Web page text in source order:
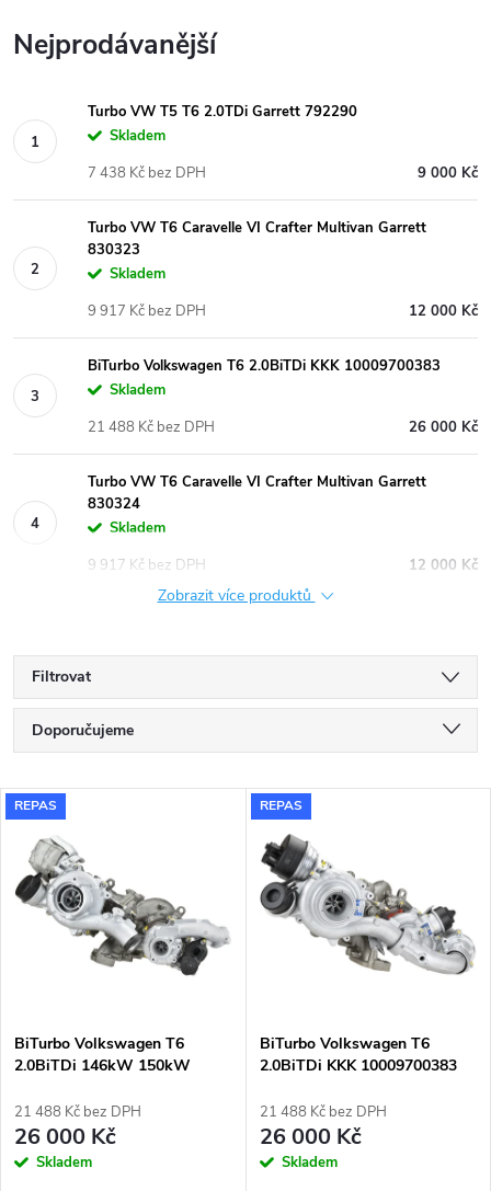
Nejprodávanější
Turbo VW T5 T6 2.0TDi Garrett 792290
Skladem
9 000 Kč
7 438 Kč bez DPH
Turbo VW T6 Caravelle VI Crafter Multivan Garrett
830323
Skladem
12 000 Kč
9 917 Kč bez DPH
BiTurbo Volkswagen T6 2.0BiTDi KKK 10009700383
Skladem
26 000 Kč
21 488 Kč bez DPH
Turbo VW T6 Caravelle VI Crafter Multivan Garrett
830324
Skladem
12 000 Kč
9 917 Kč bez DPH
Zobrazit více produktů
Filtrovat
Ř
a
z
e
p
r
o
Doporučujeme
Nejdražší
Nejprodávanější
Abecedně
V
ý
p
s
p
r
REPAS
BiTurbo Volkswagen T6
2.0BiTDi 146kW 150kW
21 488 Kč bez DPH
26 000 Kč
Skladem
REPAS
BiTurbo Volkswagen T6
2.0BiTDi KKK 10009700383
21 488 Kč bez DPH
26 000 Kč
Skladem